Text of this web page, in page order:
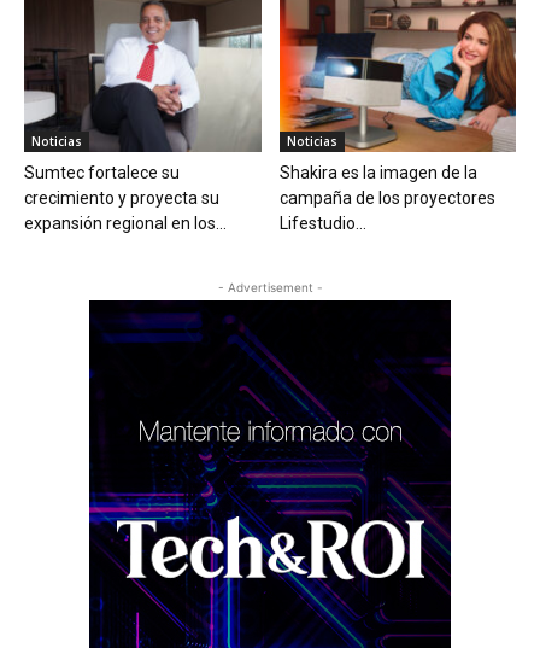
Noticias
Sumtec fortalece su
crecimiento y proyecta su
expansión regional en los...
Noticias
Shakira es la imagen de la
campaña de los proyectores
Lifestudio...
- Advertisement -